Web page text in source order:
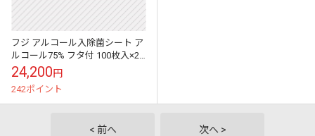
フジ アルコール入除菌シート ア
ルコール75% フタ付 100枚入×24
個 3ケース Fuji 業務用 厚手 除菌
高濃度 除菌9...
24,200円
242ポイント
< 前へ 次へ >